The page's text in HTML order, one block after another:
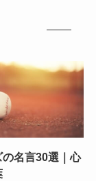
の名言30選｜心